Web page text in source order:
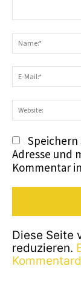
Speichern
Adresse und
Kommentar
Diese Seite
reduzieren.